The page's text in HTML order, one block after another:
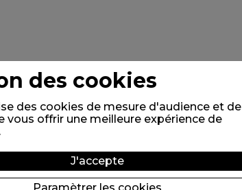
des cookies
des cookies de mesure d'audience et de
vous offrir une meilleure expérience de
J'accepte
Paramètrer les cookies